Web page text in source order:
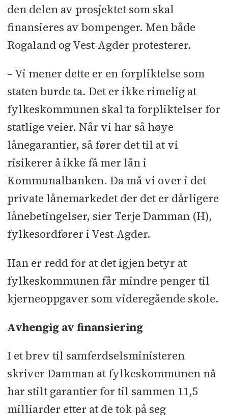
den delen av prosjektet som skal
finansieres av bompenger. Men både
Rogaland og Vest-Agder protesterer.
– Vi mener dette er en forpliktelse som
staten burde ta. Det er ikke rimelig at
fylkeskommunen skal ta forpliktelser for
statlige veier. Når vi har så høye
lånegarantier, så fører det til at vi
risikerer å ikke få mer lån i
Kommunalbanken. Da må vi over i det
private lånemarkedet der det er dårligere
lånebetingelser, sier Terje Damman (H),
fylkesordfører i Vest-Agder.
Han er redd for at det igjen betyr at
fylkeskommunen får mindre penger til
kjerneoppgaver som videregående skole.
Avhengig av finansiering
I et brev til samferdselsministeren
skriver Damman at fylkeskommunen nå
har stilt garantier for til sammen 11,5
milliarder etter at de tok på seg